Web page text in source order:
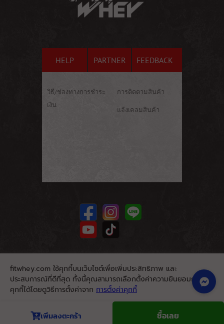
เพิ่มลงตะกร้า ซื้อเลย
HELP PARTNER FEEDBACK
วิธี/ช่องทางการชำระ
เงิน
การติดตามสินค้า
แจ้งเคลมสินค้า
© 2026. Fitwhey.com. All Rights Reserved.
fitwhey.com ใช้คุกกี้บนเว็บไซต์เพื่อเพิ่มประสิทธิภาพ และ
ประสบการณ์ที่ดีที่สุด ทั้งนี้คุณสามารถเลือกตั้งค่าความยินยอมการใช้
คุกกี้ได้โดยดูวิธีการตั้งค่าจาก การตั้งค่าคุกกี้
นโยบายคุกกี้